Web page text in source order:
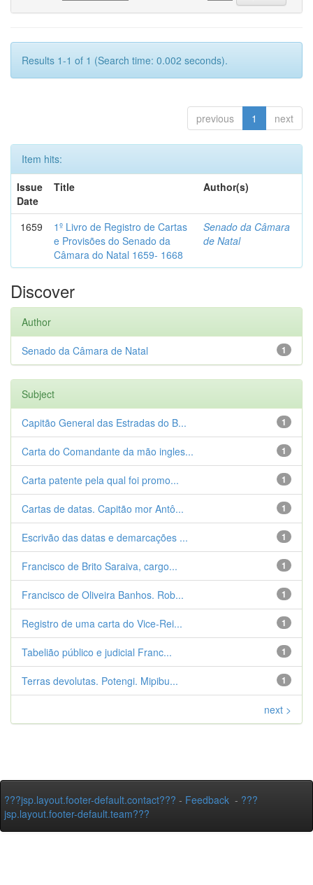
Results 1-1 of 1 (Search time: 0.002 seconds).
previous 1 next
Item hits:
Issue
Date
Title Author(s)
1659
1º Livro de Registro de Cartas
e Provisões do Senado da
Câmara do Natal 1659- 1668
Senado da Câmara
de Natal
Discover
Author
1
Senado da Câmara de Natal
Subject
1
Capitão General das Estradas do B...
1
Carta do Comandante da mão ingles...
1
Carta patente pela qual foi promo...
1
Cartas de datas. Capitão mor Antô...
1
Escrivão das datas e demarcações ...
1
Francisco de Brito Saraiva, cargo...
1
Francisco de Oliveira Banhos. Rob...
1
Registro de uma carta do Vice-Rei...
1
Tabelião público e judicial Franc...
1
Terras devolutas. Potengi. Mipibu...
next >
???jsp.layout.footer-default.contact??? - Feedback - ???
jsp.layout.footer-default.team???